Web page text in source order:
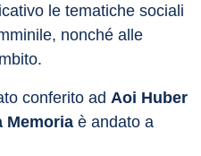
le tematiche sociali
nonché alle
conferito ad Aoi Huber
Memoria è andato a